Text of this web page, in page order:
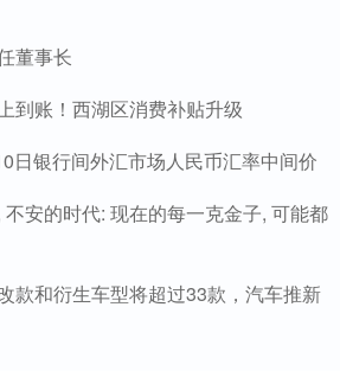
董事长
到账！西湖区消费补贴升级
日银行间外汇市场人民币汇率中间价
安的时代: 现在的每一克金子, 可能都
款和衍生车型将超过33款，汽车推新